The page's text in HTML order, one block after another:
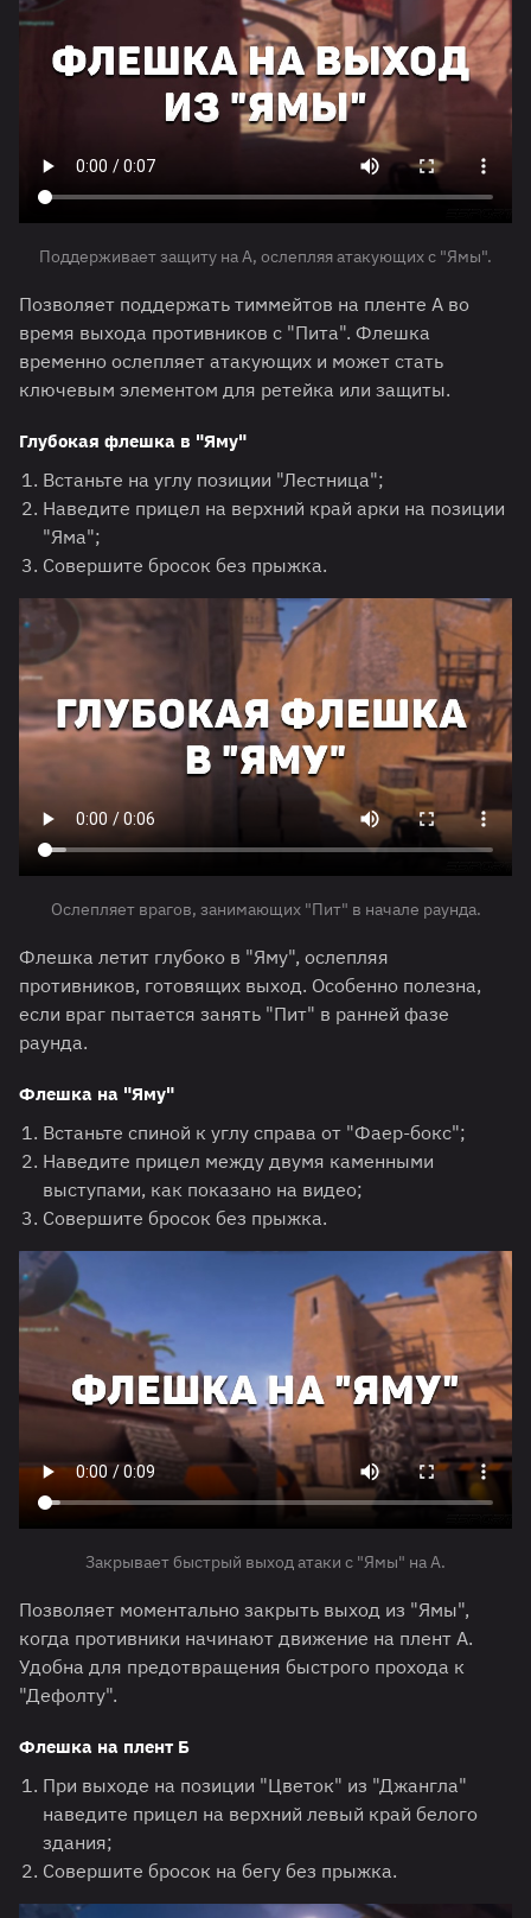
Поддерживает защиту на A, ослепляя атакующих с "Ямы".
Позволяет поддержать тиммейтов на пленте A во
время выхода противников с "Пита". Флешка
временно ослепляет атакующих и может стать
ключевым элементом для ретейка или защиты.
Глубокая флешка в "Яму"
Встаньте на углу позиции "Лестница";
Наведите прицел на верхний край арки на позиции
"Яма";
Совершите бросок без прыжка.
Ослепляет врагов, занимающих "Пит" в начале раунда.
Флешка летит глубоко в "Яму", ослепляя
противников, готовящих выход. Особенно полезна,
если враг пытается занять "Пит" в ранней фазе
раунда.
Флешка на "Яму"
Встаньте спиной к углу справа от "Фаер-бокс";
Наведите прицел между двумя каменными
выступами, как показано на видео;
Совершите бросок без прыжка.
Закрывает быстрый выход атаки с "Ямы" на A.
Позволяет моментально закрыть выход из "Ямы",
когда противники начинают движение на плент A.
Удобна для предотвращения быстрого прохода к
"Дефолту".
Флешка на плент Б
При выходе на позиции "Цветок" из "Джангла"
наведите прицел на верхний левый край белого
здания;
Совершите бросок на бегу без прыжка.